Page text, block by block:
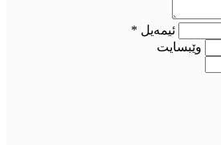
ئیمەیل *
وێبسایت